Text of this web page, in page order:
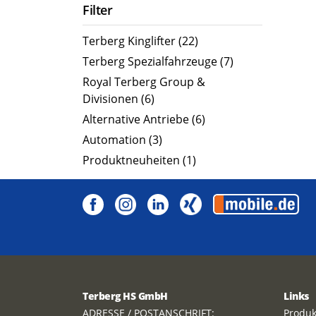
Filter
Terberg Kinglifter (22)
Terberg Spezialfahrzeuge (7)
Royal Terberg Group &
Divisionen (6)
Alternative Antriebe (6)
Automation (3)
Produktneuheiten (1)
Terberg HS GmbH
ADRESSE / POSTANSCHRIFT:
Links